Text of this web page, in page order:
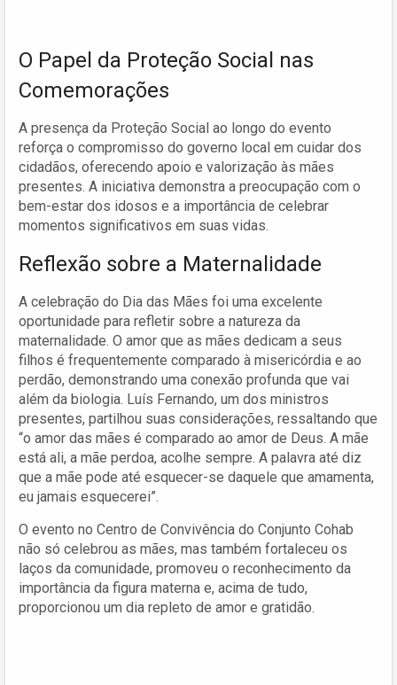
O Papel da Proteção Social nas
Comemorações
A presença da Proteção Social ao longo do evento
reforça o compromisso do governo local em cuidar dos
cidadãos, oferecendo apoio e valorização às mães
presentes. A iniciativa demonstra a preocupação com o
bem-estar dos idosos e a importância de celebrar
momentos significativos em suas vidas.
Reflexão sobre a Maternalidade
A celebração do Dia das Mães foi uma excelente
oportunidade para refletir sobre a natureza da
maternalidade. O amor que as mães dedicam a seus
filhos é frequentemente comparado à misericórdia e ao
perdão, demonstrando uma conexão profunda que vai
além da biologia. Luís Fernando, um dos ministros
presentes, partilhou suas considerações, ressaltando que
“o amor das mães é comparado ao amor de Deus. A mãe
está ali, a mãe perdoa, acolhe sempre. A palavra até diz
que a mãe pode até esquecer-se daquele que amamenta,
eu jamais esquecerei”.
O evento no Centro de Convivência do Conjunto Cohab
não só celebrou as mães, mas também fortaleceu os
laços da comunidade, promoveu o reconhecimento da
importância da figura materna e, acima de tudo,
proporcionou um dia repleto de amor e gratidão.